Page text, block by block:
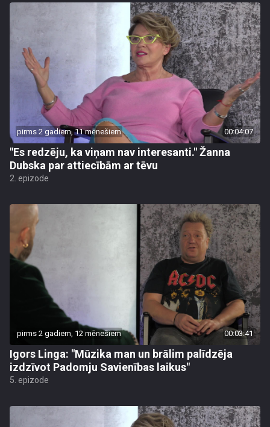
pirms 2 gadiem, 11 mēnešiem 00:04:07
"Es redzēju, ka viņam nav interesanti." Žanna
Dubska par attiecībām ar tēvu
2. epizode
pirms 2 gadiem, 12 mēnešiem 00:03:41
Igors Linga: "Mūzika man un brālim palīdzēja
izdzīvot Padomju Savienības laikus"
5. epizode